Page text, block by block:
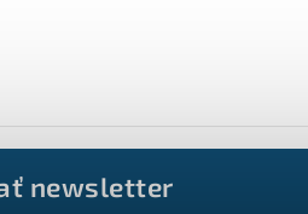
newsletter